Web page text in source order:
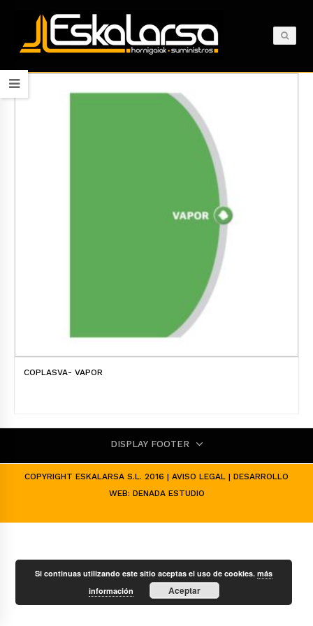
COPLASVA- VAPOR
DISPLAY FOOTER
COPYRIGHT ESKALARSA S.L. 2016 | AVISO LEGAL | DESARROLLO
WEB: DENADA ESTUDIO
Si continuas utilizando este sitio aceptas el uso de cookies.más
información
Aceptar